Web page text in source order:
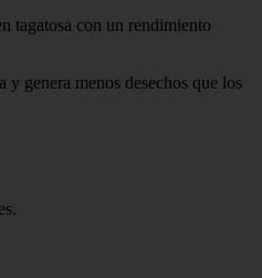
tagatosa con un rendimiento
genera menos desechos que los